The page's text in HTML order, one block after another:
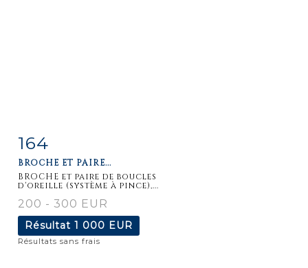
164
BROCHE ET PAIRE...
BROCHE et paire de boucles
d'oreille (système à pince),...
200 - 300 EUR
Résultat 1 000 EUR
Résultats sans frais